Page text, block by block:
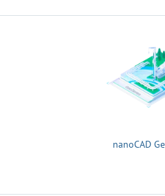
nanoCAD